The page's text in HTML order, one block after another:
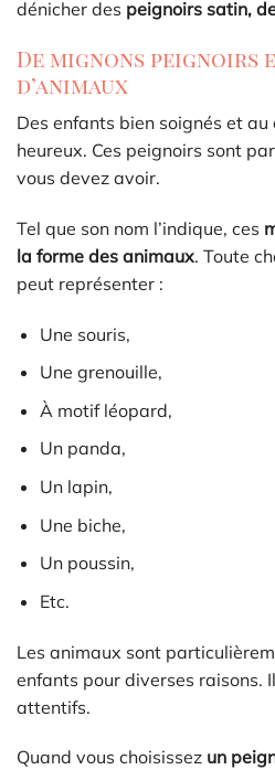
dénicher des peignoirs satin,
De mignons peignoirs
d’animaux
Des enfants bien soignés et
heureux. Ces peignoirs sont
vous devez avoir.
Tel que son nom l’indique, ces
la forme des animaux. Toute
peut représenter :
Une souris,
Une grenouille,
À motif léopard,
Un panda,
Un lapin,
Une biche,
Un poussin,
Etc.
Les animaux sont
enfants pour diverses raisons.
attentifs.
Quand vous choisissez un